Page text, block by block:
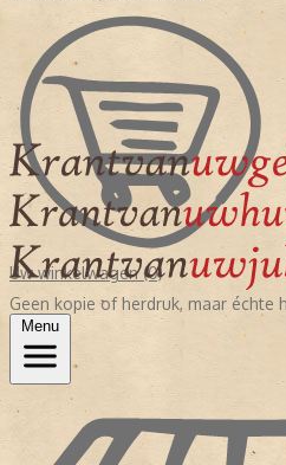
Uw winkelwagen (0)
Geen kopie of herdruk, maar échte
Menu